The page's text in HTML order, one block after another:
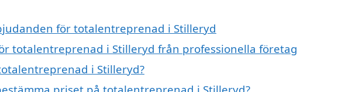
för totalentreprenad i Stilleryd
totalentreprenad i Stilleryd från professionella företag
i Stilleryd?